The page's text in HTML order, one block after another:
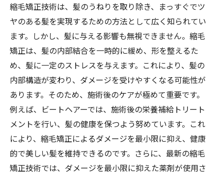
縮毛矯正技術は、髪のうねりを取り除き、まっすぐでツ
ヤのある髪を実現するための方法として広く知られてい
ます。しかし、髪に与える影響も無視できません。縮毛
矯正は、髪の内部結合を一時的に緩め、形を整えるた
め、髪に一定のストレスを与えます。これにより、髪の
内部構造が変わり、ダメージを受けやすくなる可能性が
あります。そのため、施術後のケアが極めて重要です。
例えば、ビートヘアーでは、施術後の栄養補給トリート
メントを行い、髪の健康を保つよう努めています。これ
により、縮毛矯正によるダメージを最小限に抑え、健康
的で美しい髪を維持できるのです。さらに、最新の縮毛
矯正技術では、ダメージを最小限に抑えた薬剤が使用さ